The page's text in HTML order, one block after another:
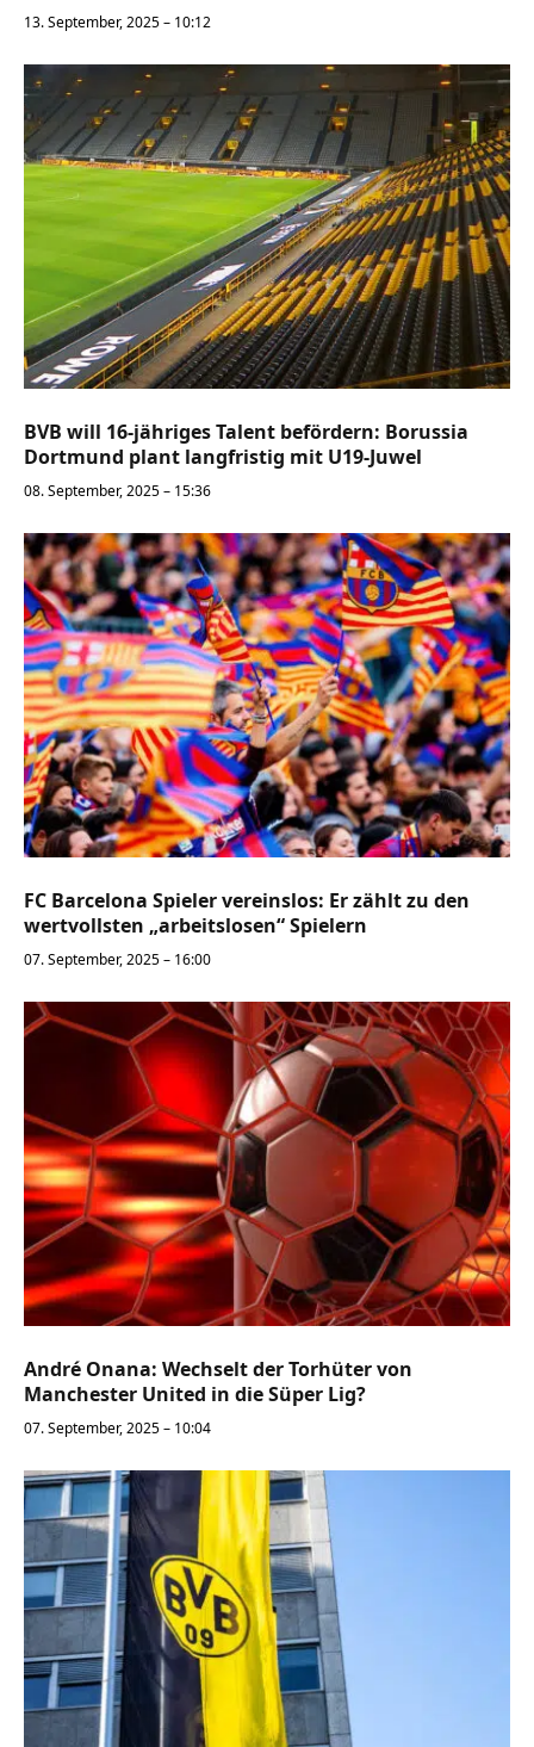
13. September, 2025 – 10:12
BVB will 16-jähriges Talent befördern: Borussia
Dortmund plant langfristig mit U19-Juwel
08. September, 2025 – 15:36
FC Barcelona Spieler vereinslos: Er zählt zu den
wertvollsten „arbeitslosen“ Spielern
07. September, 2025 – 16:00
André Onana: Wechselt der Torhüter von
Manchester United in die Süper Lig?
07. September, 2025 – 10:04